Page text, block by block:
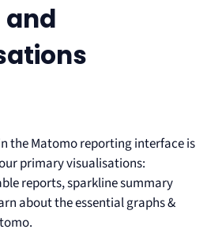
and
the Matomo reporting interface is
primary visualisations:
reports, sparkline summary
about the essential graphs &